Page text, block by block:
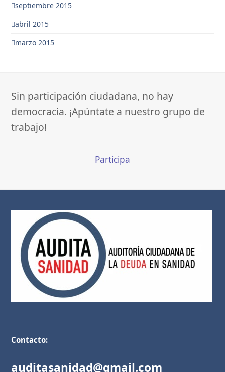
septiembre 2015
abril 2015
marzo 2015
Sin participación ciudadana, no hay
democracia. ¡Apúntate a nuestro grupo de
trabajo!
Participa
Contacto:
auditasanidad@gmail.com